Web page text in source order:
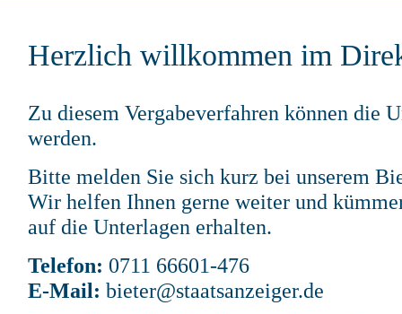
Herzlich willkommen im
Zu diesem Vergabeverfahren können die
werden.
Bitte melden Sie sich kurz bei unserem
Wir helfen Ihnen gerne weiter und
auf die Unterlagen erhalten.
Telefon: 0711 66601-476
E-Mail: bieter@staatsanzeiger.de